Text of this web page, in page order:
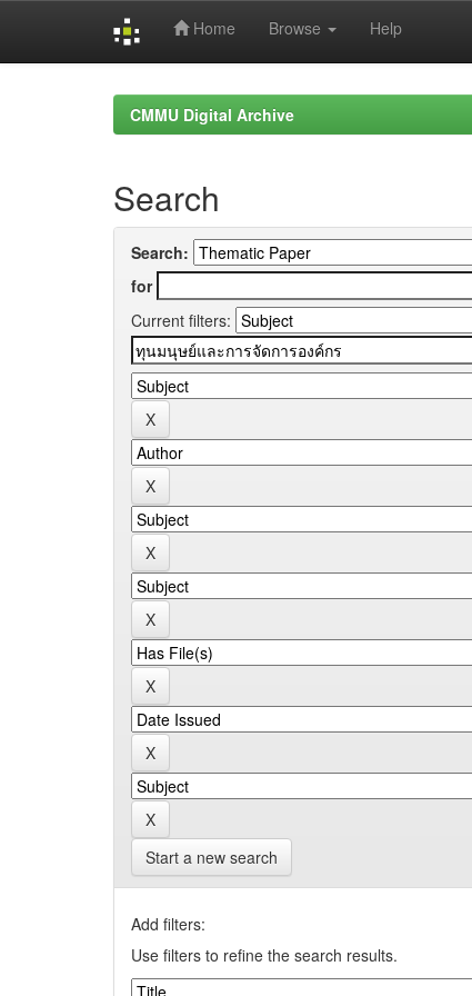
Home Browse Help
CMMU Digital Archive
Search
Search:
for
Current filters:
Start a new search
Add filters:
Use filters to refine the search results.